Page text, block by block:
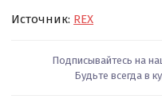
Источник: REX
Подписывайтесь на
Будьте всегда в